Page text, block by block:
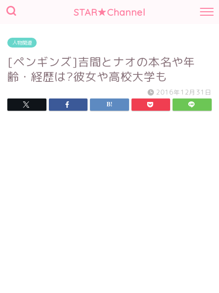
STAR★Channel
人物関連
[ペンギンズ]吉間とナオの本名や年
齢・経歴は?彼女や高校大学も
2016年12月31日